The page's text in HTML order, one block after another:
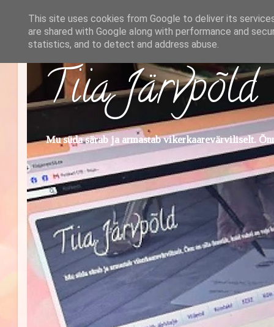
Tiia Järvpõld
Mu süda särab ja armastab vikerkaarevärviliselt.
This site uses cookies from Google to deliver its
are shared with Google along with performance and
statistics, and to detect and address abuse.